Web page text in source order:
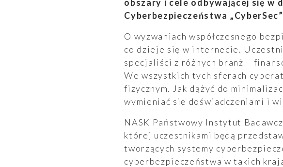
Wyszukiwanie
Wyszukiwarka
obszary i cele odbywającej się w
Cyberbezpieczeństwa
O wyzwaniach współczesnego
co dzieje się w internecie.
specjaliści z różnych branż –
We wszystkich tych sferach
fizycznym. Jak dążyć do
wymieniać się doświadczeniami i
NASK Państwowy Instytut
której uczestnikami będą
tworzących systemy
cyberbezpieczeństwa w takich